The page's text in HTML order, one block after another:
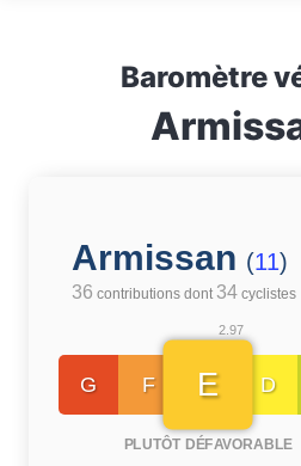
Baromètre
Armissan (11)
36 contributions dont 34 cyclistes
G F
2.97
E
PLUTÔT DÉFAVORABLE
D